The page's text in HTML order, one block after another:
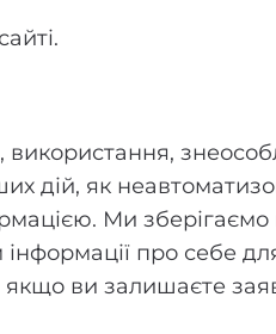
використання,
дій, як
Ми зберігаємо
про себе
якщо ви залишаєте